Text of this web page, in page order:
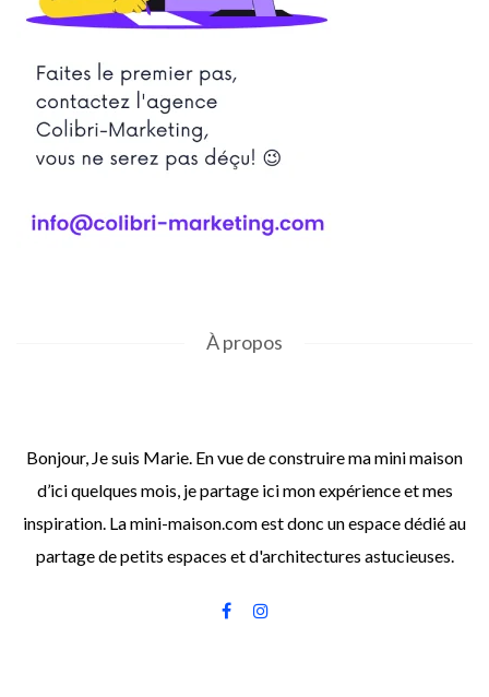
À propos
Bonjour, Je suis Marie. En vue de construire ma mini maison
d’ici quelques mois, je partage ici mon expérience et mes
inspiration. La mini-maison.com est donc un espace dédié au
partage de petits espaces et d'architectures astucieuses.